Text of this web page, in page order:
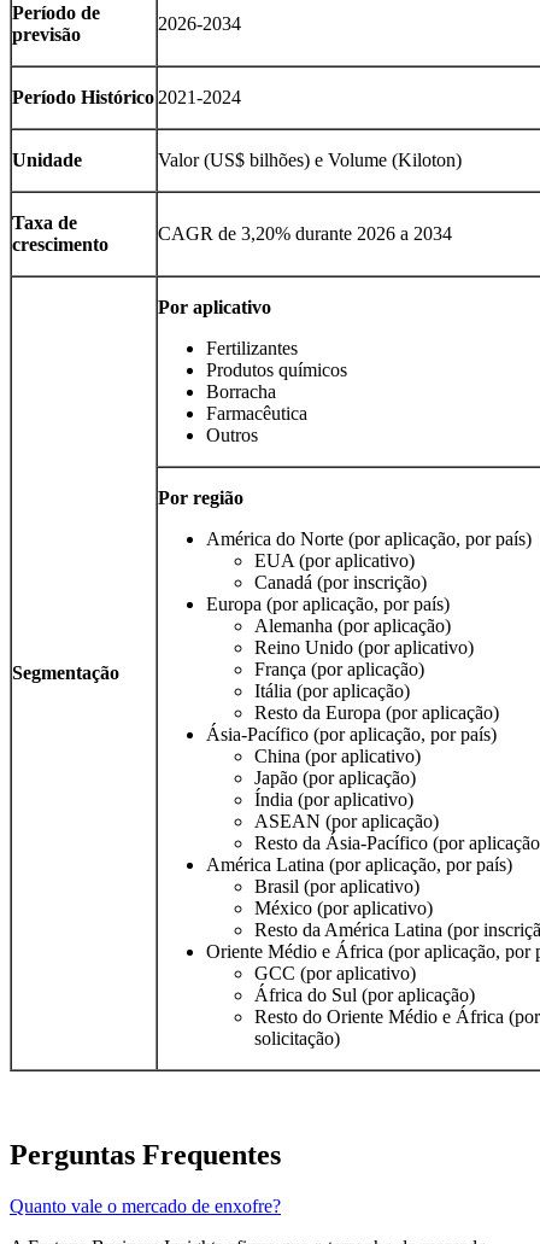
Período de
previsão
2026-2034
Período Histórico 2021-2024
Unidade Valor (US$ bilhões) e Volume (Kiloton)
Taxa de
crescimento
CAGR de 3,20% durante 2026 a 2034
Segmentação
Por aplicativo
Fertilizantes
Produtos químicos
Borracha
Farmacêutica
Outros
Por região
América do Norte (por aplicação, por país)
EUA (por aplicativo)
Canadá (por inscrição)
Europa (por aplicação, por país)
Alemanha (por aplicação)
Reino Unido (por aplicativo)
França (por aplicação)
Itália (por aplicação)
Resto da Europa (por aplicação)
Ásia-Pacífico (por aplicação, por país)
China (por aplicativo)
Japão (por aplicação)
Índia (por aplicativo)
ASEAN (por aplicação)
Resto da Ásia-Pacífico (por
América Latina (por aplicação, por país)
Brasil (por aplicativo)
México (por aplicativo)
Resto da América Latina (por
Oriente Médio e África (por aplicação, por
GCC (por aplicativo)
África do Sul (por aplicação)
Resto do Oriente Médio e África (por
solicitação)
Perguntas Frequentes
Quanto vale o mercado de enxofre?